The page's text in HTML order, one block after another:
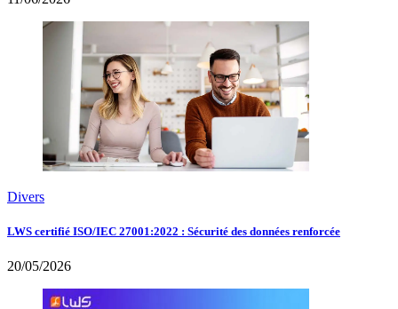
Divers
LWS certifié ISO/IEC 27001:2022 : Sécurité des données renforcée
20/05/2026